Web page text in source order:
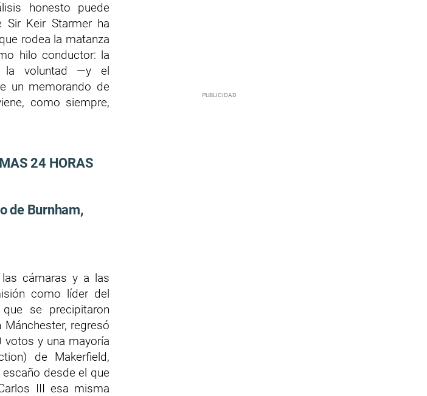
honesto puede
Sir Keir Starmer ha
rodea la matanza
hilo conductor: la
la voluntad —y el
un memorando de
como siempre,
24 HORAS
de Burnham,
cámaras y a las
como líder del
se precipitaron
regresó
y una mayoría
de Makerfield,
desde el que
III esa misma